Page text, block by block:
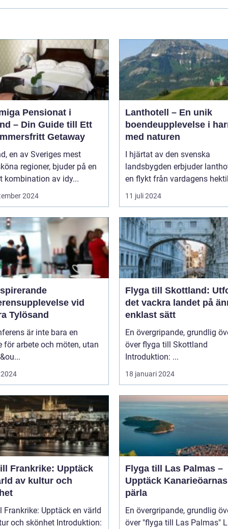
Pensionat i
– Din Guide till Ett
Getaway
en av Sveriges mest
regioner, bjuder på en
kombination av idy...
2024
Lanthotell – En unik
boendeupplevelse i
med naturen
I hjärtat av den svenska
landsbygden erbjuder
en flykt från vardagens
11 juli 2024
vid
Tylösand
är inte bara en
för arbete och möten, utan
Flyga till Skottland:
det vackra landet på
enklast sätt
En övergripande, grundlig
över flyga till Skottland
Introduktion: ...
18 januari 2024
Frankrike: Upptäck
av kultur och
Frankrike: Upptäck en värld
skönhet Introduktion:
Flyga till Las Palmas –
Upptäck Kanarieöarnas
pärla
En övergripande, grundlig
över "flyga till Las Palmas" Las